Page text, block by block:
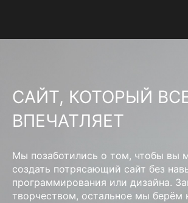
САЙТ, КОТОРЫЙ
ВПЕЧАТЛЯЕТ
Мы позаботились о том, чтобы вы
создать потрясающий сайт без
программирования или дизайна.
творчеством, остальное мы берём